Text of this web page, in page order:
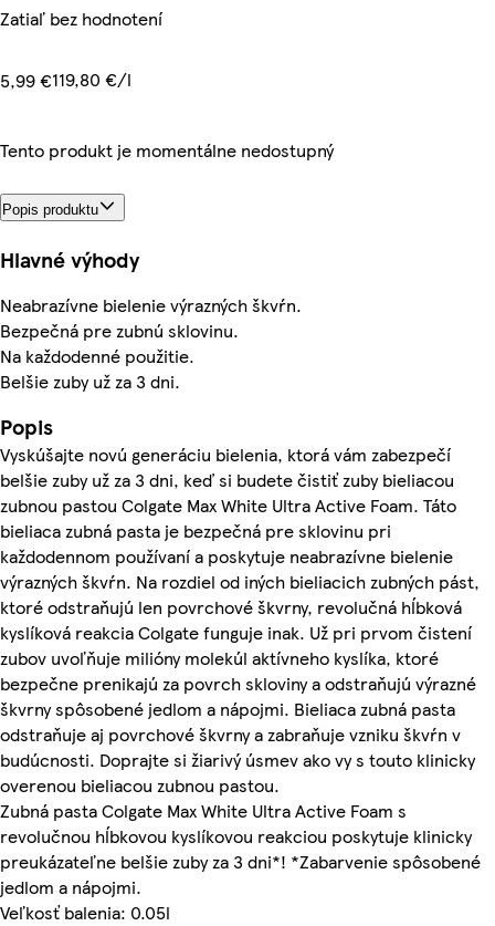
Zatiaľ bez hodnotení
5,99 €119,80 €/l
Tento produkt je momentálne nedostupný
Popis produktu
Hlavné výhody
Neabrazívne bielenie výrazných škvŕn.
Bezpečná pre zubnú sklovinu.
Na každodenné použitie.
Belšie zuby už za 3 dni.
Popis
Vyskúšajte novú generáciu bielenia, ktorá vám zabezpečí
belšie zuby už za 3 dni, keď si budete čistiť zuby bieliacou
zubnou pastou Colgate Max White Ultra Active Foam. Táto
bieliaca zubná pasta je bezpečná pre sklovinu pri
každodennom používaní a poskytuje neabrazívne bielenie
výrazných škvŕn. Na rozdiel od iných bieliacich zubných pást,
ktoré odstraňujú len povrchové škvrny, revolučná hĺbková
kyslíková reakcia Colgate funguje inak. Už pri prvom čistení
zubov uvoľňuje milióny molekúl aktívneho kyslíka, ktoré
bezpečne prenikajú za povrch skloviny a odstraňujú výrazné
škvrny spôsobené jedlom a nápojmi. Bieliaca zubná pasta
odstraňuje aj povrchové škvrny a zabraňuje vzniku škvŕn v
budúcnosti. Doprajte si žiarivý úsmev ako vy s touto klinicky
overenou bieliacou zubnou pastou.
Zubná pasta Colgate Max White Ultra Active Foam s
revolučnou hĺbkovou kyslíkovou reakciou poskytuje klinicky
preukázateľne belšie zuby za 3 dni*! *Zabarvenie spôsobené
jedlom a nápojmi.
Veľkosť balenia: 0.05l